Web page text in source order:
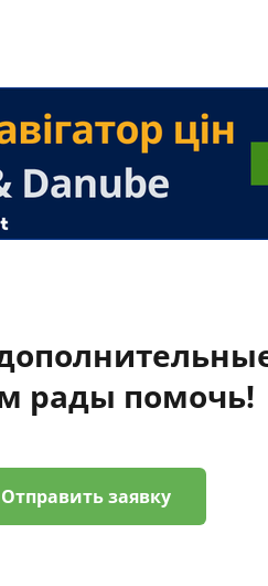
рады помочь!
Отправить заявку